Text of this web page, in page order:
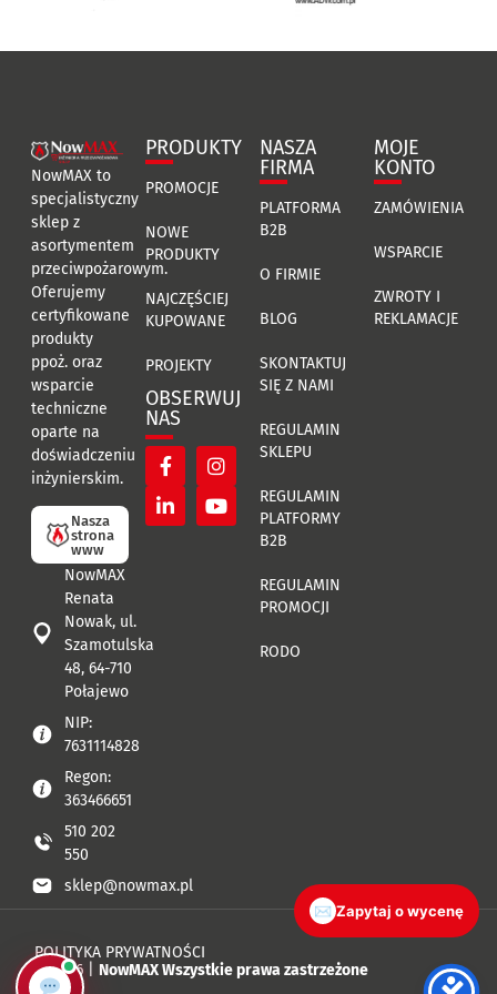
NowMAX to
specjalistyczny
sklep z
asortymentem
przeciwpożarowym.
Oferujemy
certyfikowane
produkty
ppoż. oraz
wsparcie
techniczne
oparte na
doświadczeniu
inżynierskim.
Nasza
strona
www
NowMAX
Renata
Nowak, ul.
Szamotulska
48, 64-710
Połajewo
NIP:
7631114828
Regon:
363466651
510 202
550
sklep@nowmax.pl
PRODUKTY
PROMOCJE
NOWE
PRODUKTY
NAJCZĘŚCIEJ
KUPOWANE
PROJEKTY
OBSERWUJ
NAS
NASZA
FIRMA
PLATFORMA
B2B
O FIRMIE
BLOG
SKONTAKTUJ
SIĘ Z NAMI
REGULAMIN
SKLEPU
REGULAMIN
PLATFORMY
B2B
REGULAMIN
PROMOCJI
RODO
MOJE
KONTO
ZAMÓWIENIA
WSPARCIE
ZWROTY I
REKLAMACJE
© 2026 | NowMAX Wszystkie prawa zastrzeżone
POLITYKA PRYWATNOŚCI
✉ Zapytaj o wycenę